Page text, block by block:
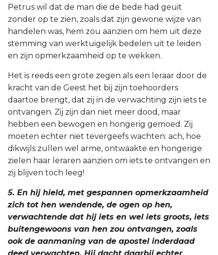
Petrus wil dat de man die de bede had geuit
zonder op te zien, zoals dat zijn gewone wijze van
handelen was, hem zou aanzien om hem uit deze
stemming van werktuigelijk bedelen uit te leiden
en zijn opmerkzaamheid op te wekken.
Het is reeds een grote zegen als een leraar door de
kracht van de Geest het bij zijn toehoorders
daartoe brengt, dat zij in de verwachting zijn iets te
ontvangen. Zij zijn dan niet meer dood, maar
hebben een bewogen en hongerig gemoed. Zij
moeten echter niet tevergeefs wachten: ach, hoe
dikwijls zullen wel arme, ontwaakte en hongerige
zielen haar leraren aanzien om iets te ontvangen en
zij blijven toch leeg!
5. En hij hield, met gespannen opmerkzaamheid
zich tot hen wendende, de ogen op hen,
verwachtende dat hij iets en wel iets groots, iets
buitengewoons van hen zou ontvangen, zoals
ook de aanmaning van de apostel inderdaad